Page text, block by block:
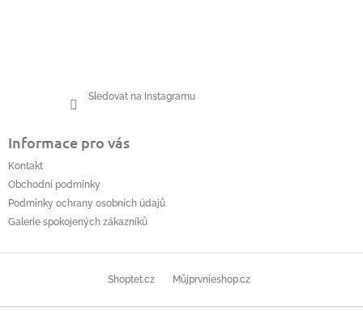
Sledovat na Instagramu
Informace pro vás
Kontakt
Obchodní podmínky
Podmínky ochrany osobních údajů
Galerie spokojených zákazníků
Shoptet.cz Můjprvníeshop.cz